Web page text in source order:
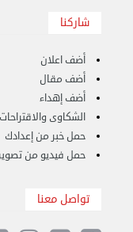
نقل عفش الكويت 50767633 هاف لوري نقل أغراض ...
شاركنا
أضف اعلان
أضف مقال
أضف إهداء
الشكاوى والاقتراحات
حمل خبر من إعدادك
حمل فيديو من
تواصل معنا